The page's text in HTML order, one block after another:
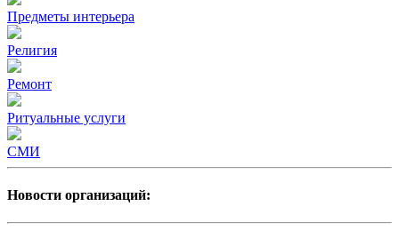
Предметы интерьера
Религия
Ремонт
Ритуальные услуги
СМИ
Новости организаций: